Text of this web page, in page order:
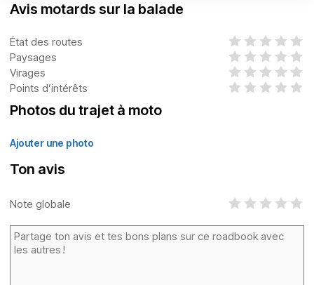
Avis motards sur la balade
État des routes
Paysages
Virages
Points d’intérêts
Photos du trajet à moto
Ajouter une photo
Ton avis
Note globale